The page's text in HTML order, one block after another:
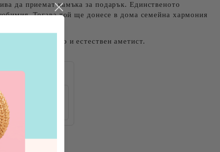
да приемат камъка за подарък. Единственото
Тогава той ще донесе в дома семейна хармония
сплав със сребро и естествен аметист.